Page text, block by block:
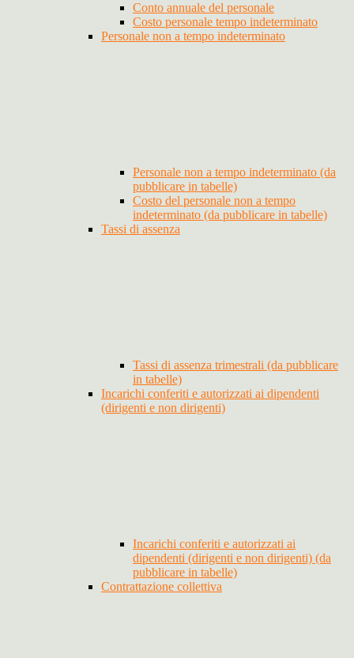
Conto annuale del personale
Costo personale tempo indeterminato
Personale non a tempo indeterminato
Personale non a tempo indeterminato (da
pubblicare in tabelle)
Costo del personale non a tempo
indeterminato (da pubblicare in tabelle)
Tassi di assenza
Tassi di assenza trimestrali (da pubblicare
in tabelle)
Incarichi conferiti e autorizzati ai dipendenti
(dirigenti e non dirigenti)
Incarichi conferiti e autorizzati ai
dipendenti (dirigenti e non dirigenti) (da
pubblicare in tabelle)
Contrattazione collettiva